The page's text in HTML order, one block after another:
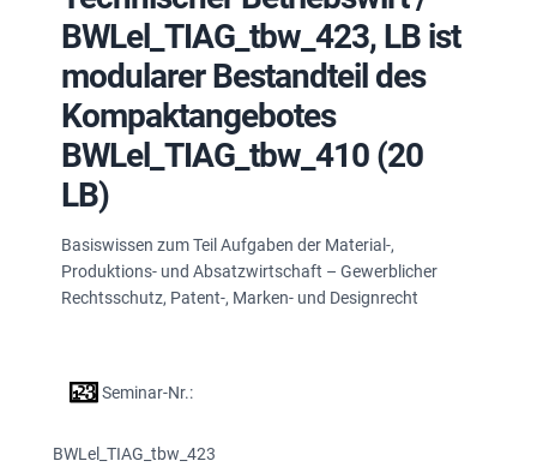
BWLel_TIAG_tbw_423, LB ist
modularer Bestandteil des
Kompaktangebotes
BWLel_TIAG_tbw_410 (20
LB)
Basiswissen zum Teil Aufgaben der Material-,
Produktions- und Absatzwirtschaft – Gewerblicher
Rechtsschutz, Patent-, Marken- und Designrecht
Seminar-Nr.:
BWLel_TIAG_tbw_423